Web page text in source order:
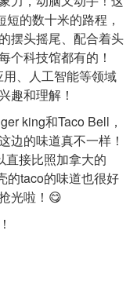
的数十米的路程，
摆头摇尾、配合着头
个科技馆都有的！
、人工智能等领域
趣和理解！
king和Taco Bell，
边的味道真不一样！
直接比照加拿大的
的taco的味道也很好
光啦！😋